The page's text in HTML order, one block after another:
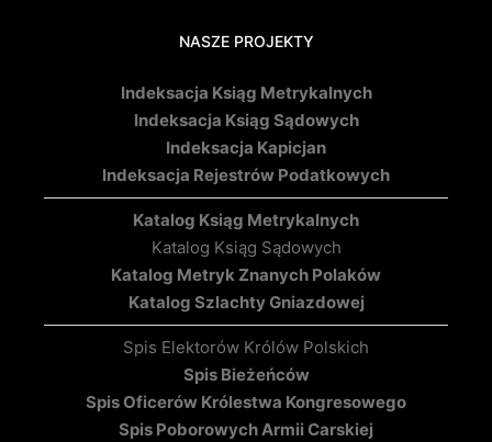
NASZE PROJEKTY
Indeksacja Ksiąg Metrykalnych
Indeksacja Ksiąg Sądowych
Indeksacja Kapicjan
Indeksacja Rejestrów Podatkowych
Katalog Ksiąg Metrykalnych
Katalog Ksiąg Sądowych
Katalog Metryk Znanych Polaków
Katalog Szlachty Gniazdowej
Spis Elektorów Królów Polskich
Spis Bieżeńców
Spis Oficerów Królestwa Kongresowego
Spis Poborowych Armii Carskiej